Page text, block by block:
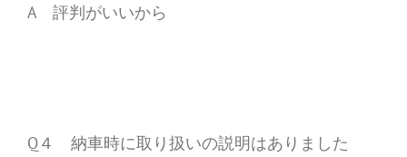
A 評判がいいから
Q４ 納車時に取り扱いの説明はありました